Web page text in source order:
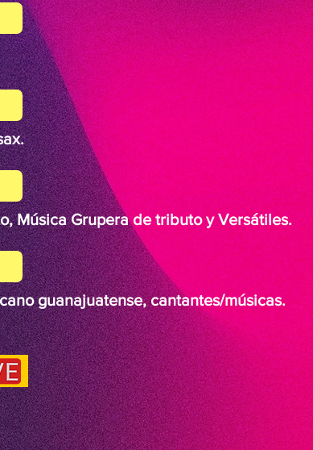
Música Grupera de tributo y Versátiles.
guanajuatense, cantantes/músicas.